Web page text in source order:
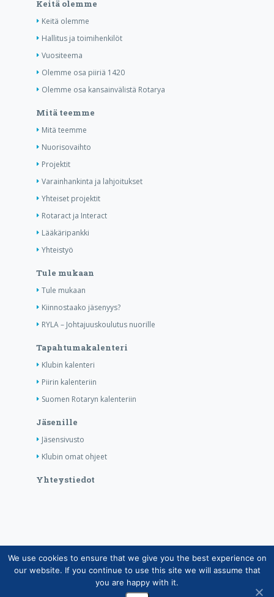
Keitä olemme
Keitä olemme
Hallitus ja toimihenkilöt
Vuositeema
Olemme osa piiriä 1420
Olemme osa kansainvälistä Rotarya
Mitä teemme
Mitä teemme
Nuorisovaihto
Projektit
Varainhankinta ja lahjoitukset
Yhteiset projektit
Rotaract ja Interact
Lääkäripankki
Yhteistyö
Tule mukaan
Tule mukaan
Kiinnostaako jäsenyys?
RYLA – Johtajuuskoulutus nuorille
Tapahtumakalenteri
Klubin kalenteri
Piirin kalenteriin
Suomen Rotaryn kalenteriin
Jäsenille
Jäsensivusto
Klubin omat ohjeet
Yhteystiedot
Copyright © Suomen Rotarypalvelu ry 2026 |
Jäsentietojärjestelmän tietosuojaseloste|Henkilötietojen
käsittely Rotarytoiminnassa
We use cookies to ensure that we give you the best experience on
our website. If you continue to use this site we will assume that
you are happy with it.